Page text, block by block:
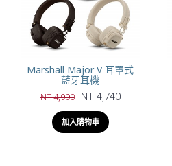
Marshall Major V 耳罩式
藍牙耳機
NT 4,990 NT 4,740
加入購物車